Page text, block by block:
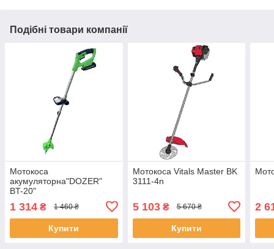
Подібні товари компанії
Мотокоса
акумуляторна"DOZER"
BT-20"
1 314 ₴ 1 460 ₴
Купити
Мотокоса Vitals Master BK
3111-4n
5 103₴ 5 670 ₴
Купити
2